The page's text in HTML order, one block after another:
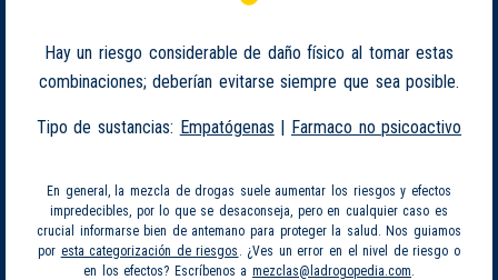
Hay un riesgo considerable de daño físico al tomar estas
combinaciones; deberían evitarse siempre que sea posible.
Tipo de sustancias: Empatógenas | Farmaco no psicoactivo
En general, la mezcla de drogas suele aumentar los riesgos y efectos
impredecibles, por lo que se desaconseja, pero en cualquier caso es
crucial informarse bien de antemano para proteger la salud. Nos guiamos
por esta categorización de riesgos . ¿Ves un error en el nivel de riesgo o
en los efectos? Escríbenos a mezclas@ladrogopedia.com.